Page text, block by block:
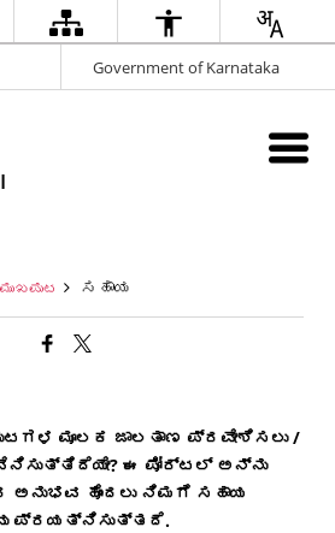
Government of Karnataka
ಮುಖಪುಟ ಸಹಾಯ
ಮೂಲಕ ಜಾಲತಾಣ ಪ್ರವೇಶಿಸಲು /
ಈ ಪೋರ್ಟಲ್ ಅನ್ನು
ಹೊಂದಲು ನಿಮಗೆ ಸಹಾಯ
ಪ್ರಯತ್ನಿಸುತ್ತದೆ.